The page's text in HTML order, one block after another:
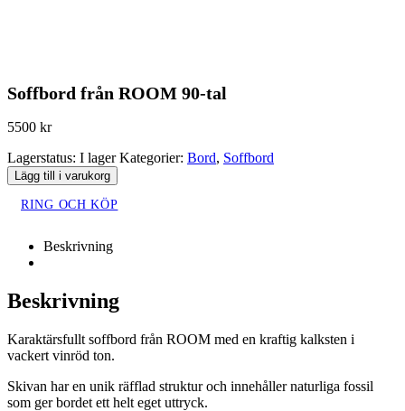
Soffbord från ROOM 90-tal
5500 kr
Lagerstatus: I lager Kategorier: Bord, Soffbord
Lägg till i varukorg
RING OCH KÖP
Beskrivning
Beskrivning
Karaktärsfullt soffbord från ROOM med en kraftig kalksten i
vackert vinröd ton.
Skivan har en unik räfflad struktur och innehåller naturliga fossil
som ger bordet ett helt eget uttryck.